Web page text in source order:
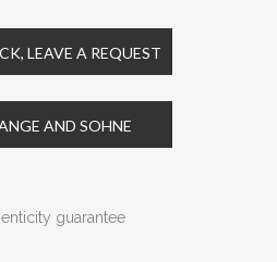
LEAVE A REQUEST
AND SOHNE
guarantee